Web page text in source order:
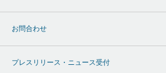
お問合わせ
プレスリリース・ニュース受付